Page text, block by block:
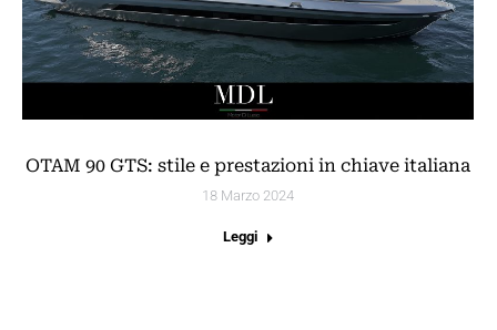
OTAM 90 GTS: stile e prestazioni in chiave italiana
18 Marzo 2024
Leggi